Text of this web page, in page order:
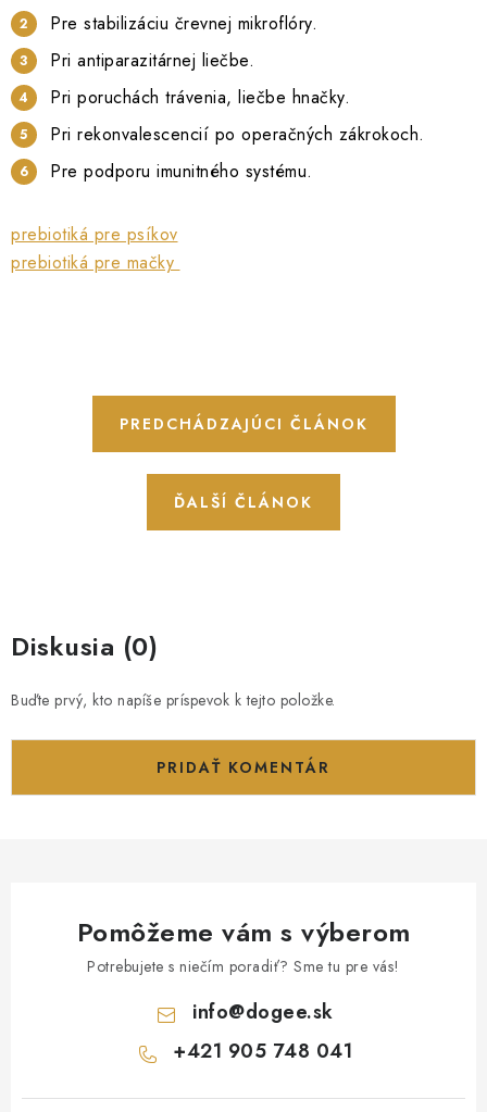
Pre stabilizáciu črevnej mikroflóry.
Pri antiparazitárnej liečbe.
Pri poruchách trávenia, liečbe hnačky.
Pri rekonvalescencií po operačných zákrokoch.
Pre podporu imunitného systému.
prebiotiká pre psíkov
prebiotiká pre mačky
PREDCHÁDZAJÚCI ČLÁNOK
ĎALŠÍ ČLÁNOK
Diskusia (0)
Buďte prvý, kto napíše príspevok k tejto položke.
PRIDAŤ KOMENTÁR
Pomôžeme vám s výberom
Potrebujete s niečím poradiť? Sme tu pre vás!
info@dogee.sk
+421 905 748 041